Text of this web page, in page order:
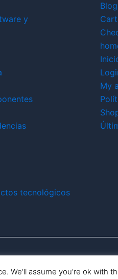
y
tecnológicos
Blog
Cart
My
We'll assume you're ok with